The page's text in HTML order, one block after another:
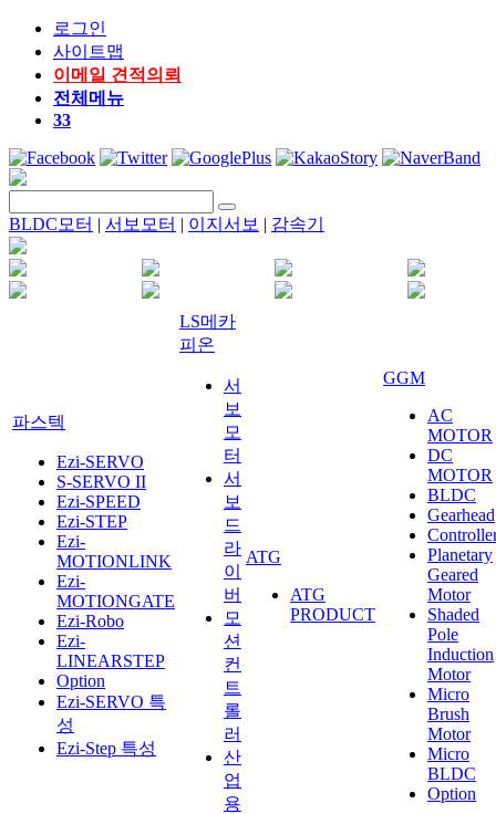
로그인
사이트맵
이메일 견적의뢰
전체메뉴
33
BLDC모터 | 서보모터 | 이지서보 | 감속기
파스텍
Ezi-SERVO
S-SERVO II
Ezi-SPEED
Ezi-STEP
Ezi-
MOTIONLINK
Ezi-
MOTIONGATE
Ezi-Robo
Ezi-
LINEARSTEP
Option
Ezi-SERVO 특
성
Ezi-Step 특성
LS메카
피온
서
보
모
터
서
보
드
라
이
버
모
션
컨
트
롤
러
산
업
용
ATG
ATG
PRODUCT
GGM
AC
MOTOR
DC
MOTOR
BLDC
Gearhead
Planetary
Geared
Motor
Shaded
Pole
Induction
Motor
Micro
Brush
Motor
Micro
BLDC
Option